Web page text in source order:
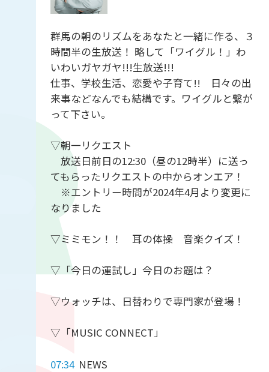
群馬の朝のリズムをあなたと一緒に作る、３
時間半の生放送！ 略して「ワイグル！」わ
いわいガヤガヤ!!!生放送!!!
仕事、学校生活、恋愛や子育て!! 日々の出
来事などなんでも結構です。ワイグルと繋が
って下さい。
▽朝一リクエスト
放送日前日の12:30（昼の12時半）に送っ
てもらったリクエストの中からオンエア！
※エントリー時間が2024年4月より変更に
なりました
▽ミミモン！！ 耳の体操 音楽クイズ！
▽「今日の運試し」今日のお題は？
▽ウォッチは、日替わりで専門家が登場！
▽「MUSIC CONNECT」
07:34 NEWS